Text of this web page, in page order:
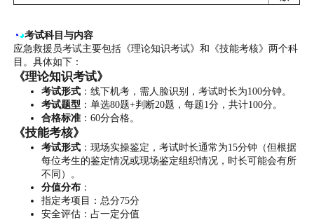
◔◕考试科目与内容
应急救援员考试主要包括《理论知识考试》和《技能考核》两个科
目。具体如下：
《理论知识考试》
考试形式 ：线下机考，需人脸识别，考试时长为100分钟。
考试题型 ：单选80题+判断20题，每题1分，共计100分。
合格标准 ：60分合格。
《技能考核》
考试形式 ：现场实操鉴定，考试时长通常为15分钟（但根据
每位考生的鉴定情况或现场鉴定组织情况，时长可能会有所
不同）。
分值分布 ：
指定考项目：总分75分
安全评估：占一定分值